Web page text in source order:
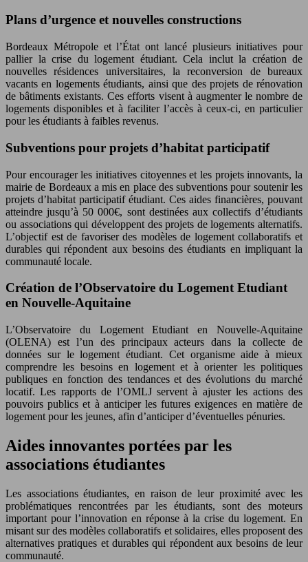
Plans d’urgence et nouvelles constructions
Bordeaux Métropole et l’État ont lancé plusieurs initiatives pour
pallier la crise du logement étudiant. Cela inclut la création de
nouvelles résidences universitaires, la reconversion de bureaux
vacants en logements étudiants, ainsi que des projets de rénovation
de bâtiments existants. Ces efforts visent à augmenter le nombre de
logements disponibles et à faciliter l’accès à ceux-ci, en particulier
pour les étudiants à faibles revenus.
Subventions pour projets d’habitat participatif
Pour encourager les initiatives citoyennes et les projets innovants, la
mairie de Bordeaux a mis en place des subventions pour soutenir les
projets d’habitat participatif étudiant. Ces aides financières, pouvant
atteindre jusqu’à 50 000€, sont destinées aux collectifs d’étudiants
ou associations qui développent des projets de logements alternatifs.
L’objectif est de favoriser des modèles de logement collaboratifs et
durables qui répondent aux besoins des étudiants en impliquant la
communauté locale.
Création de l’Observatoire du Logement Etudiant
en Nouvelle-Aquitaine
L’Observatoire du Logement Etudiant en Nouvelle-Aquitaine
(OLENA) est l’un des principaux acteurs dans la collecte de
données sur le logement étudiant. Cet organisme aide à mieux
comprendre les besoins en logement et à orienter les politiques
publiques en fonction des tendances et des évolutions du marché
locatif. Les rapports de l’OMLJ servent à ajuster les actions des
pouvoirs publics et à anticiper les futures exigences en matière de
logement pour les jeunes, afin d’anticiper d’éventuelles pénuries.
Aides innovantes portées par les
associations étudiantes
Les associations étudiantes, en raison de leur proximité avec les
problématiques rencontrées par les étudiants, sont des moteurs
important pour l’innovation en réponse à la crise du logement. En
misant sur des modèles collaboratifs et solidaires, elles proposent des
alternatives pratiques et durables qui répondent aux besoins de leur
communauté.